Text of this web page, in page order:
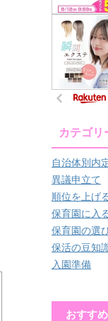
カテゴリ
自治体別内
異議申立て
順位を上げ
保育園に入
保育園の選
保活の豆知
入園準備
おすす